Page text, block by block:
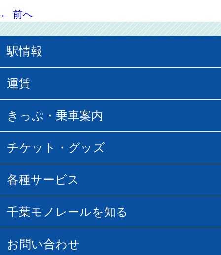
← 前へ
駅情報
駅情報
所要時間
空の散歩道
URBAN FLYER時刻表
運賃
普通運賃
団体乗車
貸切列車
きっぷ・乗車案内
乗車券の種類
フリーきっぷ
記念切符
チケット・グッズ
駅窓口販売チケット
葭川となみグッズ
各種サービス
モノちゃんトラベル
千葉モノレールを知る
営業距離世界最長
お問い合わせ